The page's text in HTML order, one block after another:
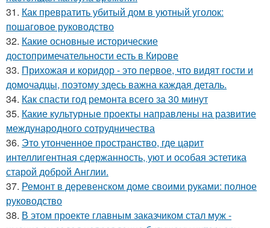
31. Как превратить убитый дом в уютный уголок:
пошаговое руководство
32. Какие основные исторические
достопримечательности есть в Кирове
33. Прихожая и коридор - это первое, что видят гости и
домочадцы, поэтому здесь важна каждая деталь.
34. Как спасти год ремонта всего за 30 минут
35. Какие культурные проекты направлены на развитие
международного сотрудничества
36. Это утонченное пространство, где царит
интеллигентная сдержанность, уют и особая эстетика
старой доброй Англии.
37. Ремонт в деревенском доме своими руками: полное
руководство
38. В этом проекте главным заказчиком стал муж -